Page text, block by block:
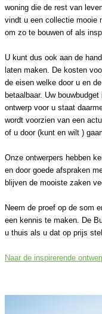
woning die de rest van
vindt u een collectie mooie
om zo te bouwen of als
U kunt dus ook aan de
laten maken. De kosten
de eisen welke door u en
betaalbaar. Uw
ontwerp voor u staat
wordt voorzien van een
of u door (kunt en wilt )
Onze ontwerpers hebben
en door goede afspraken
blijven de mooiste zaken
Neem de proef op de som
een kennis te maken. De
u thuis als u dat op prijs
Naar de inspirerende